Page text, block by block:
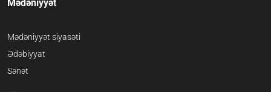
Mədəniyyət
Mədəniyyət siyasəti
Ədəbiyyat
Sənət